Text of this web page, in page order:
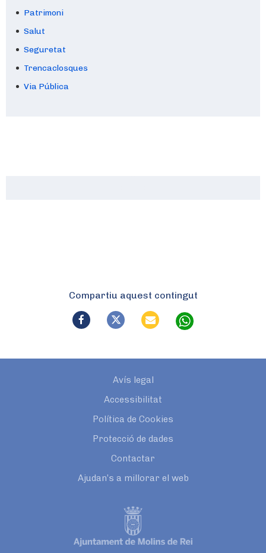
Patrimoni
Salut
Seguretat
Trencaclosques
Via Pública
Compartiu aquest contingut
Avís legal
Accessibilitat
Política de Cookies
Protecció de dades
Contactar
Ajudan’s a millorar el web